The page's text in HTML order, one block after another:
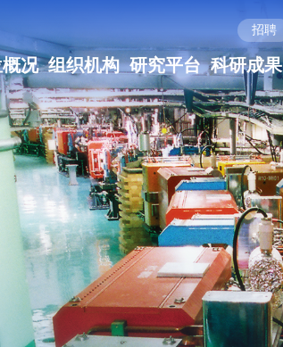
招聘
况 组织机构 研究平台 科研成果